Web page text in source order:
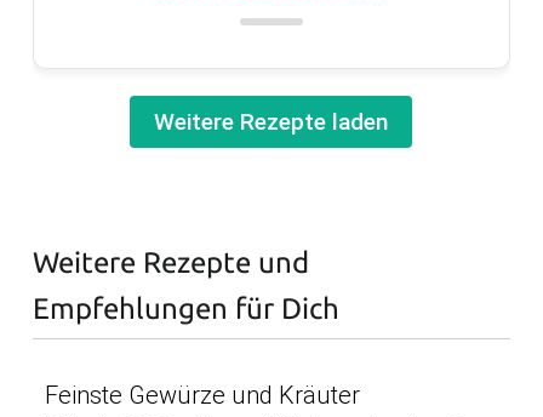
Weitere Rezepte laden
Weitere Rezepte und
Empfehlungen für Dich
Feinste Gewürze und Kräuter